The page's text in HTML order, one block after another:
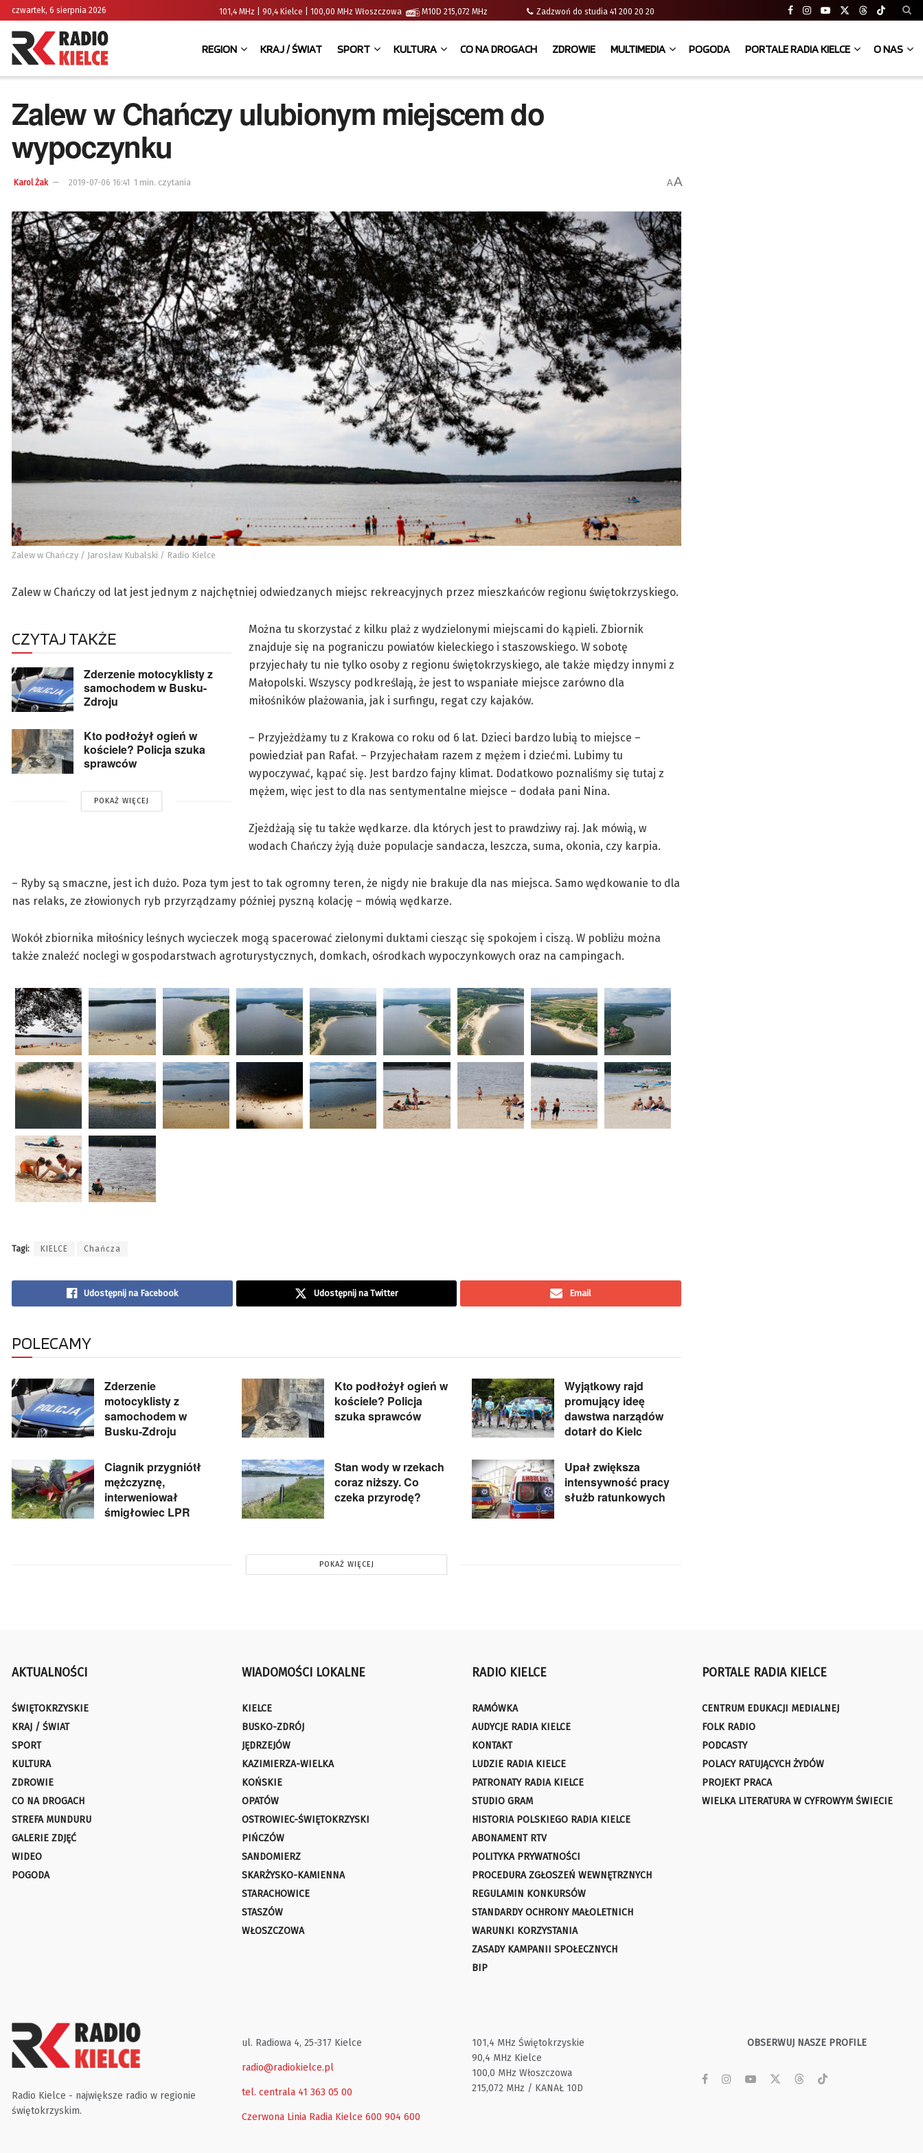
czwartek, 6 sierpnia 2026 101,4 MHz | 90,4 Kielce | 100,00 MHz Włoszczowa M10D 215,072 MHz Zadzwoń do studia 41 200 20 20
REGION KRAJ / ŚWIAT SPORT KULTURA CO NA DROGACH ZDROWIE MULTIMEDIA POGODA PORTALE RADIA KIELCE O NAS
Zalew w Chańczy ulubionym miejscem do
wypoczynku
Karol Żak 2019-07-06 16:41 1 min. czytania AA
Zalew w Chańczy / Jarosław Kubalski / Radio Kielce
Zalew w Chańczy od lat jest jednym z najchętniej odwiedzanych miejsc rekreacyjnych przez mieszkańców regionu świętokrzyskiego.
CZYTAJ TAKŻE
Zderzenie motocyklisty z
samochodem w Busku-
Zdroju
Kto podłożył ogień w
kościele? Policja szuka
sprawców
POKAŻ WIĘCEJ
Można tu skorzystać z kilku plaż z wydzielonymi miejscami do kąpieli. Zbiornik
znajduje się na pograniczu powiatów kieleckiego i staszowskiego. W sobotę
przyjechały tu nie tylko osoby z regionu świętokrzyskiego, ale także między innymi z
Małopolski. Wszyscy podkreślają, że jest to wspaniałe miejsce zarówno dla
miłośników plażowania, jak i surfingu, regat czy kajaków.
– Przyjeżdżamy tu z Krakowa co roku od 6 lat. Dzieci bardzo lubią to miejsce –
powiedział pan Rafał. – Przyjechałam razem z mężem i dziećmi. Lubimy tu
wypoczywać, kąpać się. Jest bardzo fajny klimat. Dodatkowo poznaliśmy się tutaj z
mężem, więc jest to dla nas sentymentalne miejsce – dodała pani Nina.
Zjeżdżają się tu także wędkarze. dla których jest to prawdziwy raj. Jak mówią, w
wodach Chańczy żyją duże populacje sandacza, leszcza, suma, okonia, czy karpia.
– Ryby są smaczne, jest ich dużo. Poza tym jest to tak ogromny teren, że nigdy nie brakuje dla nas miejsca. Samo wędkowanie to dla
nas relaks, ze złowionych ryb przyrządzamy później pyszną kolację – mówią wędkarze.
Wokół zbiornika miłośnicy leśnych wycieczek mogą spacerować zielonymi duktami ciesząc się spokojem i ciszą. W pobliżu można
także znaleźć noclegi w gospodarstwach agroturystycznych, domkach, ośrodkach wypoczynkowych oraz na campingach.
Tagi: KIELCE Chańcza
Udostępnij na Facebook Udostępnij na Twitter Email
POLECAMY
Zderzenie
motocyklisty z
samochodem w
Busku-Zdroju
Kto podłożył ogień w
kościele? Policja
szuka sprawców
Wyjątkowy rajd
promujący ideę
dawstwa narządów
dotarł do Kielc
Ciagnik przygniótł
mężczyznę,
interweniował
śmigłowiec LPR
Stan wody w rzekach
coraz niższy. Co
czeka przyrodę?
Upał zwiększa
intensywność pracy
służb ratunkowych
POKAŻ WIĘCEJ
AKTUALNOŚCI
ŚWIĘTOKRZYSKIE
KRAJ / ŚWIAT
SPORT
KULTURA
ZDROWIE
CO NA DROGACH
STREFA MUNDURU
GALERIE ZDJĘĆ
WIDEO
POGODA
WIADOMOŚCI LOKALNE
KIELCE
BUSKO-ZDRÓJ
JĘDRZEJÓW
KAZIMIERZA-WIELKA
KOŃSKIE
OPATÓW
OSTROWIEC-ŚWIĘTOKRZYSKI
PIŃCZÓW
SANDOMIERZ
SKARŻYSKO-KAMIENNA
STARACHOWICE
STASZÓW
WŁOSZCZOWA
RADIO KIELCE
RAMÓWKA
AUDYCJE RADIA KIELCE
KONTAKT
LUDZIE RADIA KIELCE
PATRONATY RADIA KIELCE
STUDIO GRAM
HISTORIA POLSKIEGO RADIA KIELCE
ABONAMENT RTV
POLITYKA PRYWATNOŚCI
PROCEDURA ZGŁOSZEŃ WEWNĘTRZNYCH
REGULAMIN KONKURSÓW
STANDARDY OCHRONY MAŁOLETNICH
WARUNKI KORZYSTANIA
ZASADY KAMPANII SPOŁECZNYCH
BIP
PORTALE RADIA KIELCE
CENTRUM EDUKACJI MEDIALNEJ
FOLK RADIO
PODCASTY
POLACY RATUJĄCYCH ŻYDÓW
PROJEKT PRACA
WIELKA LITERATURA W CYFROWYM ŚWIECIE
Radio Kielce - największe radio w regionie
świętokrzyskim.
ul. Radiowa 4, 25-317 Kielce
radio@radiokielce.pl
tel. centrala 41 363 05 00
Czerwona Linia Radia Kielce 600 904 600
101,4 MHz Świętokrzyskie
90,4 MHz Kielce
100,0 MHz Włoszczowa
215,072 MHz / KANAŁ 10D
OBSERWUJ NASZE PROFILE